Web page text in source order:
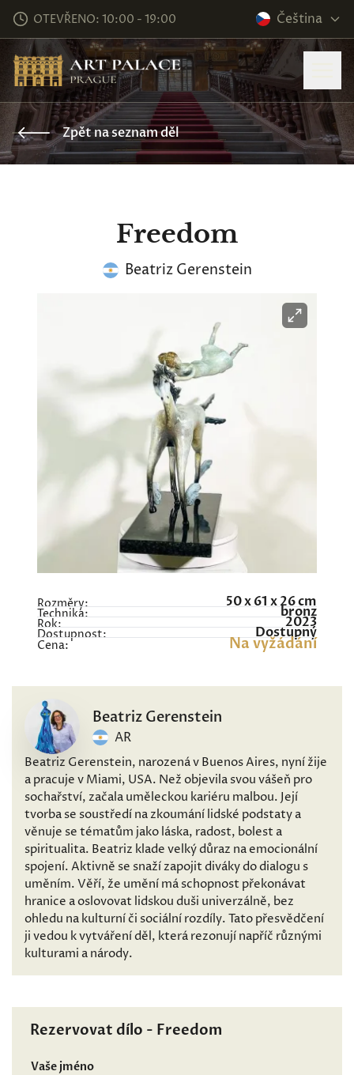
OTEVŘENO: 10:00 - 19:00 Čeština
Zpět na seznam děl
Freedom
Beatriz Gerenstein
Rozměry: 50 x 61 x 26 cm
Technika: bronz
Rok: 2023
Dostupnost: Dostupný
Cena: Na vyžádání
Beatriz Gerenstein
AR
Beatriz Gerenstein, narozená v Buenos Aires, nyní žije
a pracuje v Miami, USA. Než objevila svou vášeň pro
sochařství, začala uměleckou kariéru malbou. Její
tvorba se soustředí na zkoumání lidské podstaty a
věnuje se tématům jako láska, radost, bolest a
spiritualita. Beatriz klade velký důraz na emocionální
spojení. Aktivně se snaží zapojit diváky do dialogu s
uměním. Věří, že umění má schopnost překonávat
hranice a oslovovat lidskou duši univerzálně, bez
ohledu na kulturní či sociální rozdíly. Tato přesvědčení
ji vedou k vytváření děl, která rezonují napříč různými
kulturami a národy.
Rezervovat dílo - Freedom
Vaše jméno